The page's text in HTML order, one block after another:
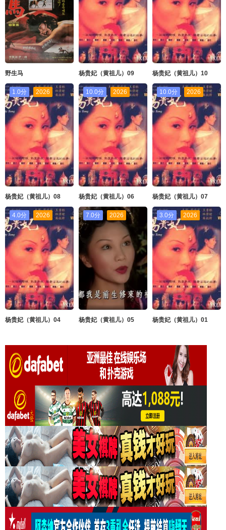
野生马 杨贵妃（黄祖儿）09 杨贵妃（黄祖儿）10
1.0分 2026
杨贵妃（黄祖儿）08
10.0分 2026
杨贵妃（黄祖儿）06
10.0分 2026
杨贵妃（黄祖儿）07
4.0分 2026
杨贵妃（黄祖儿）04
7.0分 2026
杨贵妃（黄祖儿）05
3.0分 2026
杨贵妃（黄祖儿）01